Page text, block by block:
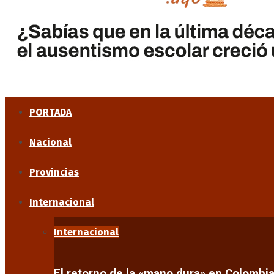
PORTADA
Nacional
Provincias
Internacional
Internacional